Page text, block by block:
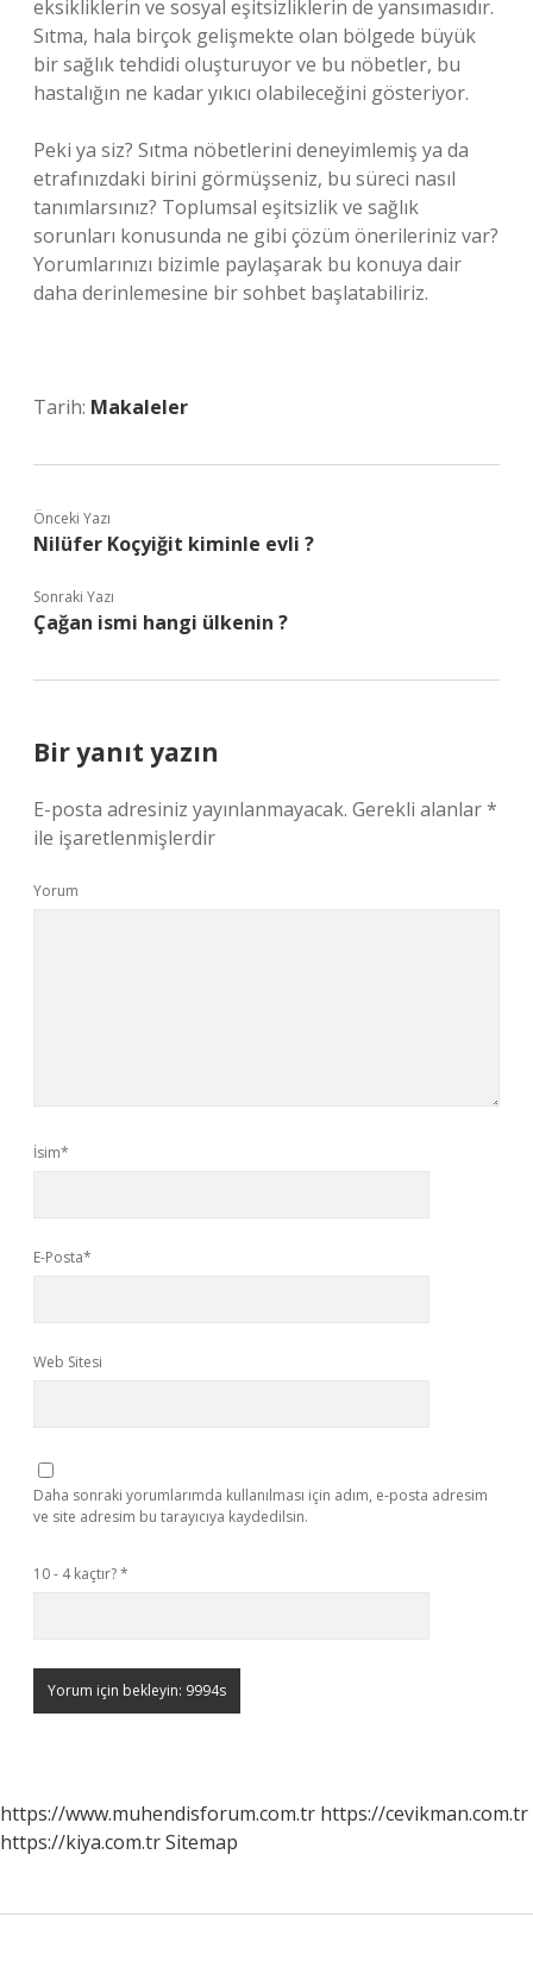
eksikliklerin ve sosyal eşitsizliklerin de yansımasıdır.
Sıtma, hala birçok gelişmekte olan bölgede büyük
bir sağlık tehdidi oluşturuyor ve bu nöbetler, bu
hastalığın ne kadar yıkıcı olabileceğini gösteriyor.
Peki ya siz? Sıtma nöbetlerini deneyimlemiş ya da
etrafınızdaki birini görmüşseniz, bu süreci nasıl
tanımlarsınız? Toplumsal eşitsizlik ve sağlık
sorunları konusunda ne gibi çözüm önerileriniz var?
Yorumlarınızı bizimle paylaşarak bu konuya dair
daha derinlemesine bir sohbet başlatabiliriz.
Tarih: Makaleler
Önceki Yazı
Nilüfer Koçyiğit kiminle evli ?
Sonraki Yazı
Çağan ismi hangi ülkenin ?
Bir yanıt yazın
E-posta adresiniz yayınlanmayacak. Gerekli alanlar*
ile işaretlenmişlerdir
Yorum
İsim*
E-Posta*
Web Sitesi
Daha sonraki yorumlarımda kullanılması için adım, e-posta adresim
ve site adresim bu tarayıcıya kaydedilsin.
10 - 4 kaçtır?*
https://www.muhendisforum.com.tr https://cevikman.com.tr
https://kiya.com.trSitemap